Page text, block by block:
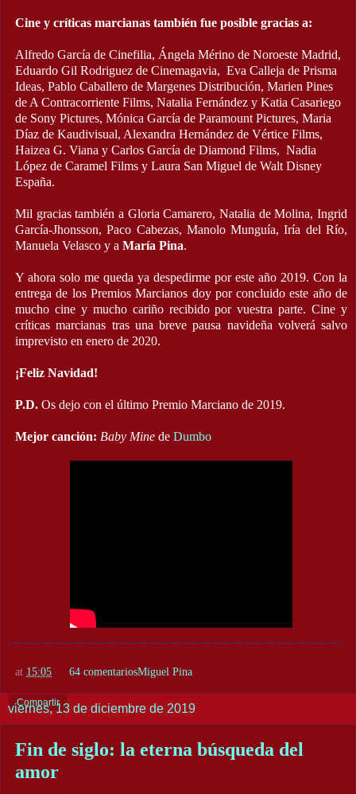
Cine y críticas marcianas también fue posible gracias a:
Alfredo García de Cinefilia, Ángela Mérino de Noroeste Madrid,
Eduardo Gil Rodriguez de Cinemagavia, Eva Calleja de Prisma
Ideas, Pablo Caballero de Margenes Distribución, Marien Pines
de A Contracorriente Films, Natalia Fernández y Katia Casariego
de Sony Pictures, Mónica García de Paramount Pictures, Maria
Díaz de Kaudivisual, Alexandra Hernández de Vértice Films,
Haizea G. Viana y Carlos García de Diamond Films, Nadia
López de Caramel Films y Laura San Miguel de Walt Disney
España.
Mil gracias también a Gloria Camarero, Natalia de Molina, Ingrid
García-Jhonsson, Paco Cabezas, Manolo Munguía, Iría del Río,
Manuela Velasco y a María Pina.
Y ahora solo me queda ya despedirme por este año 2019. Con la
entrega de los Premios Marcianos doy por concluido este año de
mucho cine y mucho cariño recibido por vuestra parte. Cine y
críticas marcianas tras una breve pausa navideña volverá salvo
imprevisto en enero de 2020.
¡Feliz Navidad!
P.D. Os dejo con el último Premio Marciano de 2019.
Mejor canción: Baby Mine de Dumbo
Miguel Pina
at 15:05 64 comentarios
Compartir
viernes, 13 de diciembre de 2019
Fin de siglo: la eterna búsqueda del
amor